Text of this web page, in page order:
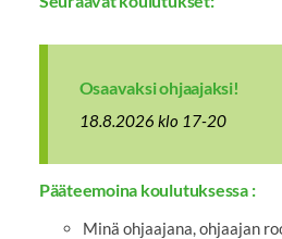
Osaavaksi ohjaajaksi!
18.8.2026 klo 17-20
Pääteemoina koulutuksessa :
Minä ohjaajana, ohjaajan